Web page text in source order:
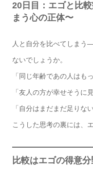
20日目：エゴと比
まう心の正体〜
人と自分を比べてしま
ないでしょうか。
「同じ年齢であの人はも
「友人の方が幸せそうに
「自分はまだまだ足りない
こうした思考の裏には、
比較はエゴの得意分